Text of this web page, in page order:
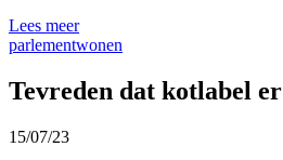
Lees meer
parlementwonen
Tevreden dat kotlabel
15/07/23